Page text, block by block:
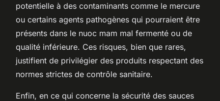
potentielle à des contaminants comme le mercure
ou certains agents pathogènes qui pourraient être
présents dans le nuoc mam mal fermenté ou de
qualité inférieure. Ces risques, bien que rares,
justifient de privilégier des produits respectant des
normes strictes de contrôle sanitaire.
Enfin, en ce qui concerne la sécurité des sauces